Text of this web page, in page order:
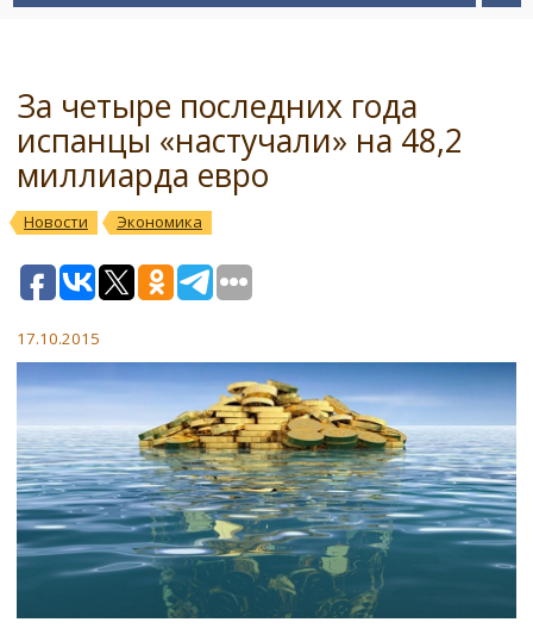
За четыре последних года
испанцы «настучали» на 48,2
миллиарда евро
Новости Экономика
17.10.2015